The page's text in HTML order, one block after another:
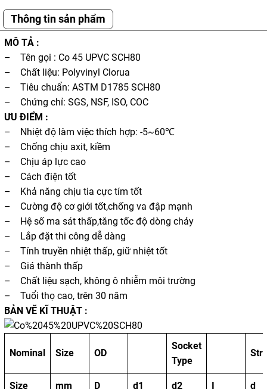
Thông tin sản phẩm
MÔ TẢ :
– Tên gọi : Co 45 UPVC SCH80
– Chất liệu: Polyvinyl Clorua
– Tiêu chuẩn: ASTM D1785 SCH80
– Chứng chỉ: SGS, NSF, ISO, COC
ƯU ĐIỂM :
– Nhiệt độ làm việc thích hợp: -5~60℃
– Chống chịu axit, kiềm
– Chịu áp lực cao
– Cách điện tốt
– Khả năng chịu tia cực tím tốt
– Cường độ cơ giới tốt,chống va đập mạnh
– Hệ số ma sát thấp,tăng tốc độ dòng chảy
– Lắp đặt thi công dễ dàng
– Tính truyền nhiệt thấp, giữ nhiệt tốt
– Giá thành thấp
– Chất liệu sạch, không ô nhiễm môi trường
– Tuổi thọ cao, trên 30 năm
BẢN VẼ KĨ THUẬT :
Nominal Size OD
Socket
Type
Size mm D d1 d2 I d